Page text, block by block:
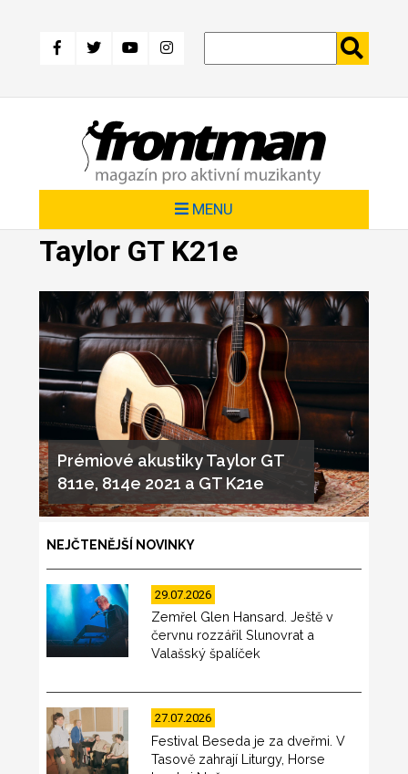
hlavnímu
MENU
Taylor GT K21e
Prémiové akustiky Taylor GT
811e, 814e 2021 a GT K21e
NEJČTENĚJŠÍ NOVINKY
29.07.2026
Zemřel Glen Hansard. Ještě v
červnu rozzářil Slunovrat a
Valašský špalíček
27.07.2026
Festival Beseda je za dveřmi. V
Tasově zahrají Liturgy, Horse